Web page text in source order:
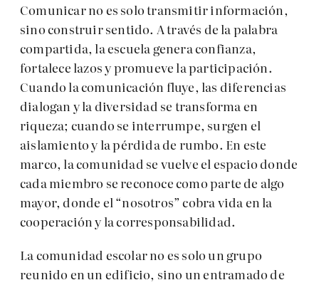
Comunicar no es solo transmitir información,
sino construir sentido. A través de la palabra
compartida, la escuela genera confianza,
fortalece lazos y promueve la participación.
Cuando la comunicación fluye, las diferencias
dialogan y la diversidad se transforma en
riqueza; cuando se interrumpe, surgen el
aislamiento y la pérdida de rumbo. En este
marco, la comunidad se vuelve el espacio donde
cada miembro se reconoce como parte de algo
mayor, donde el “nosotros” cobra vida en la
cooperación y la corresponsabilidad.
La comunidad escolar no es solo un grupo
reunido en un edificio, sino un entramado de